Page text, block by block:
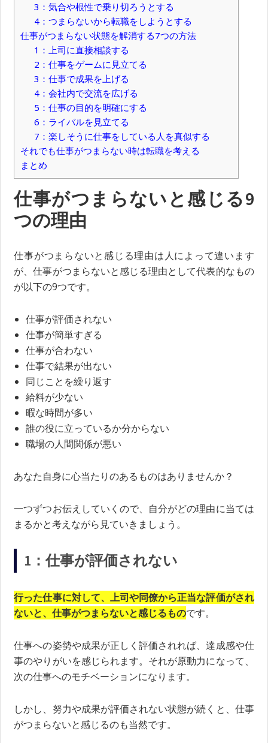
3：気合や根性で乗り切ろうとする
4：つまらないから転職をしようとする
仕事がつまらない状態を解消する7つの方法
1：上司に直接相談する
2：仕事をゲームに見立てる
3：仕事で成果を上げる
4：会社内で交流を広げる
5：仕事の目的を明確にする
6：ライバルを見立てる
7：楽しそうに仕事をしている人を真似する
それでも仕事がつまらない時は転職を考える
まとめ
仕事がつまらないと感じる9
つの理由
仕事がつまらないと感じる理由は人によって違います
が、仕事がつまらないと感じる理由として代表的なもの
が以下の9つです。
仕事が評価されない
仕事が簡単すぎる
仕事が合わない
仕事で結果が出ない
同じことを繰り返す
給料が少ない
暇な時間が多い
誰の役に立っているか分からない
職場の人間関係が悪い
あなた自身に心当たりのあるものはありませんか？
一つずつお伝えしていくので、自分がどの理由に当ては
まるかと考えながら見ていきましょう。
1：仕事が評価されない
行った仕事に対して、上司や同僚から正当な評価がされ
ないと、仕事がつまらないと感じるものです。
仕事への姿勢や成果が正しく評価されれば、達成感や仕
事のやりがいを感じられます。それが原動力になって、
次の仕事へのモチベーションになります。
しかし、努力や成果が評価されない状態が続くと、仕事
がつまらないと感じるのも当然です。